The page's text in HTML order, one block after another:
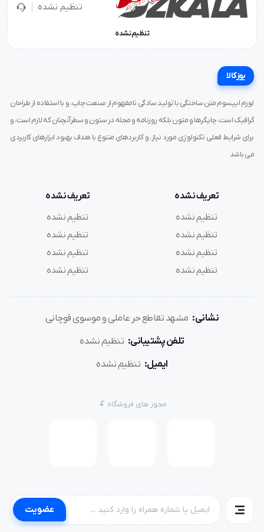
تنظیم نشده
تنظیم نشده
یوزکالا
لورم ایپسوم متن ساختگی با تولید سادگی نامفهوم از صنعت چاپ، و با استفاده از طراحان
گرافیک است، چاپگرها و متون بلکه روزنامه و مجله در ستون و سطرآنچنان که لازم است، و
برای شرایط فعلی تکنولوژی مورد نیاز، و کاربردهای متنوع با هدف بهبود ابزارهای کاربردی
می باشد
تعریف نشده
تنظیم نشده
تنظیم نشده
تنظیم نشده
تنظیم نشده
تعریف نشده
تنظیم نشده
تنظیم نشده
تنظیم نشده
تنظیم نشده
نشانی: مشهد تقاطع حر عاملی و موسوی قوچانی
تلفن پشتیبانی: تنظیم نشده
ایمیل: تنظیم نشده
مجوز های فروشگاه
عضویت